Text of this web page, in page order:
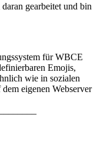
gearbeitet und bin
für WBCE
Emojis,
wie in sozialen
eigenen Webserver